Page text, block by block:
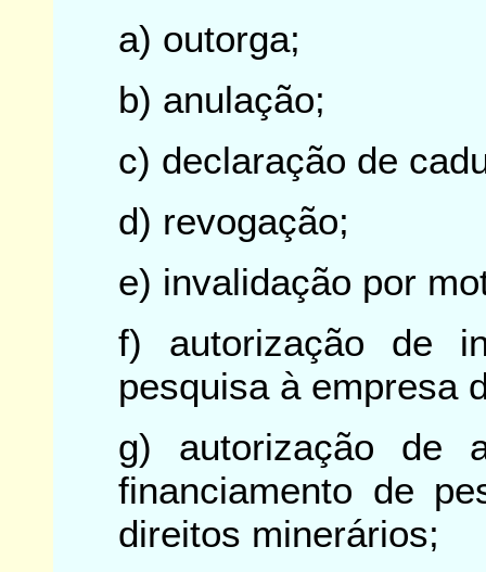
a) outorga;
b) anulação;
c) declaração de
d) revogação;
e) invalidação por
f) autorização de
pesquisa à empresa
g) autorização de
financiamento de
direitos minerários;